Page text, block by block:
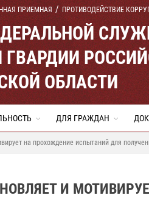
ПРИЕМНАЯ ПРОТИВОДЕЙСТВИЕ
ОБЛАСТИ
ДЛЯ ГРАЖДАН
на прохождение испытаний для
И